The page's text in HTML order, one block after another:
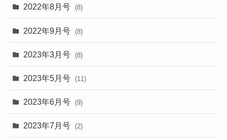
2022年8月号 (8)
2022年9月号 (8)
2023年3月号 (8)
2023年5月号 (11)
2023年6月号 (9)
2023年7月号 (2)